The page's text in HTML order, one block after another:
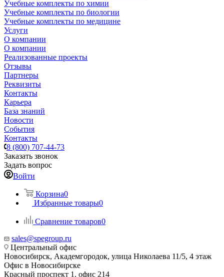
Учебные комплекты по химии
Учебные комплекты по биологии
Учебные комплекты по медицине
Услуги
О компании
О компании
Реализованные проекты
Отзывы
Партнеры
Реквизиты
Контакты
Карьера
База знаний
Новости
События
Контакты
8 (800) 707-44-73
Заказать звонок
Задать вопрос
Войти
Корзина0
Избранные товары0
Сравнение товаров0
sales@spegroup.ru
Центральный офис
Новосибирск, Академгородок, улица Николаева 11/5, 4 этаж
Офис в Новосибирске
Красный проспект 1, офис 214